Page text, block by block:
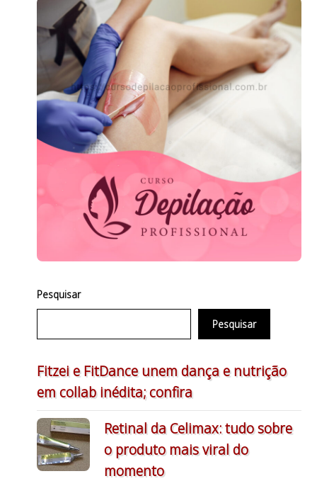
Pesquisar
Pesquisar
Fitzei e FitDance unem dança e nutrição
em collab inédita; confira
Retinal da Celimax: tudo sobre
o produto mais viral do
momento